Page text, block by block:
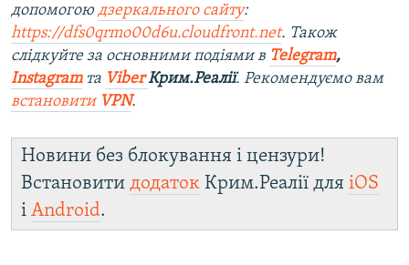
допомогою дзеркального сайту:
https://dfs0qrmo00d6u.cloudfront.net. Також
слідкуйте за основними подіями в Telegram,
Instagramта ViberКрим.Реалії. Рекомендуємо вам
встановити VPN.
Новини без блокування і цензури!
Встановити додаток Крим.Реалії для iOS
і Android.